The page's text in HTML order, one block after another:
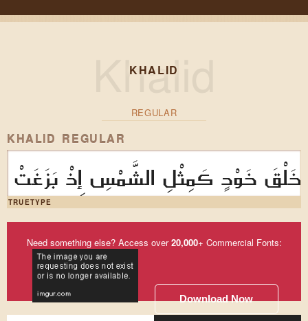
KHALID
REGULAR
KHALID REGULAR
خَوْدٍ كَمِثْلِ الشَّمْسِ إِذْ بَزَغَتْ
TRUETYPE
Need something else? Access over20,000+ Commercial Fonts:
Download Now